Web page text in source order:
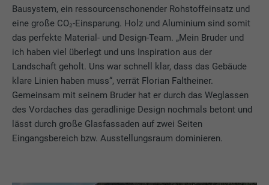
Bausystem, ein ressourcenschonender Rohstoffeinsatz und
eine große CO₂-Einsparung. Holz und Aluminium sind somit
das perfekte Material- und Design-Team. „Mein Bruder und
ich haben viel überlegt und uns Inspiration aus der
Landschaft geholt. Uns war schnell klar, dass das Gebäude
klare Linien haben muss“, verrät Florian Faltheiner.
Gemeinsam mit seinem Bruder hat er durch das Weglassen
des Vordaches das geradlinige Design nochmals betont und
lässt durch große Glasfassaden auf zwei Seiten
Eingangsbereich bzw. Ausstellungsraum dominieren.